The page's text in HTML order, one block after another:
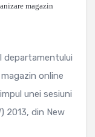
magazin
departamentului
online
unei sesiuni
2013, din New